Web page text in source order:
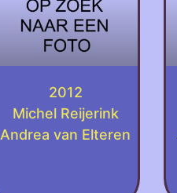
2012
Michel Reijerink
Andrea van Elteren